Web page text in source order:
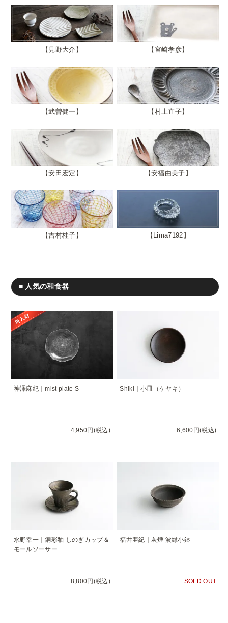
見野大介 宮崎孝彦
武曽健一 村上直子
安田宏定 安福由美子
吉村桂子 Lima7192
■ 人気の和食器
神澤麻紀｜mist plate S
4,950円(税込)
Shiki｜小皿（ケヤキ）
6,600円(税込)
水野幸一｜銅彩釉 しのぎカップ＆
モールソーサー
8,800円(税込)
福井亜紀｜灰煙 波縁小鉢
SOLD OUT